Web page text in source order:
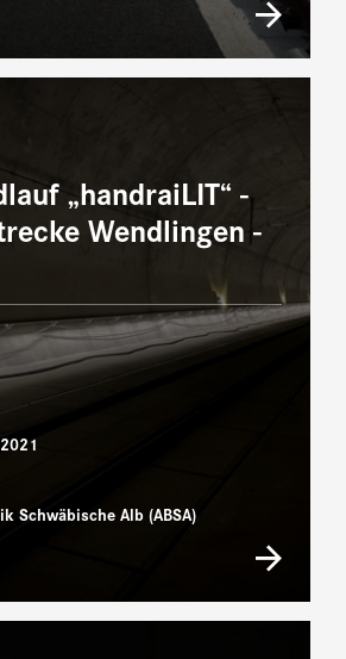
„handraiLIT“ -
Wendlingen -
Schwäbische Alb (ABSA)